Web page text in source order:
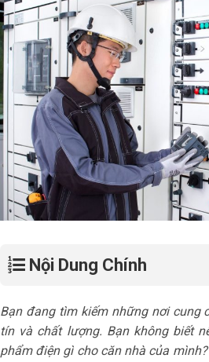
Nội Dung Chính
Bạn đang tìm kiếm những nơi cung
tín và chất lượng. Bạn không biết
phẩm điện gì cho căn nhà của